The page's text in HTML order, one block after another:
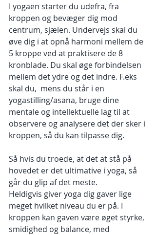
I yogaen starter du udefra, fra
kroppen og bevæger dig mod
centrum, sjælen. Undervejs skal du
øve dig i at opnå harmoni mellem de
5 kroppe ved at praktisere de 8
kronblade. Du skal øge forbindelsen
mellem det ydre og det indre. F.eks
skal du,  mens du står i en
yogastilling/asana, bruge dine
mentale og intellektuelle lag til at
observere og analysere det der sker i
kroppen, så du kan tilpasse dig.
Så hvis du troede, at det at stå på
hovedet er det ultimative i yoga, så
går du glip af det meste.
Heldigvis giver yoga dig gaver lige
meget hvilket niveau du er på. I
kroppen kan gaven være øget styrke,
smidighed og balance, med